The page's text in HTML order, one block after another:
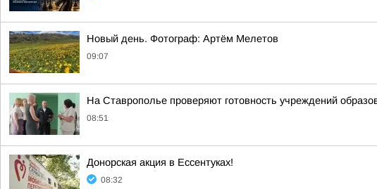
Новый день. Фотограф: Артём Мелетов
09:07
На Ставрополье проверяют готовность учреждений
08:51
Донорская акция в Ессентуках!
08:32